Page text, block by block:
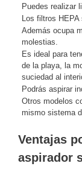
Puedes realizar
Los filtros
Además ocupa
molestias.
Es ideal para
de la playa, la
suciedad al
Podrás aspirar
Otros modelos
mismo sistema
Ventajas
aspirador